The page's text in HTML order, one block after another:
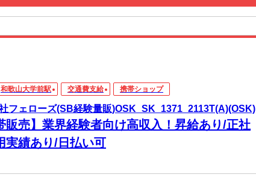
和歌山大学前駅 交通費支給 携帯ショップ
フェローズ(SB経験量販)OSK_SK_1371_2113T(A)(OSK)
販売】業界経験者向け高収入！昇給あり/正社
実績あり/日払い可